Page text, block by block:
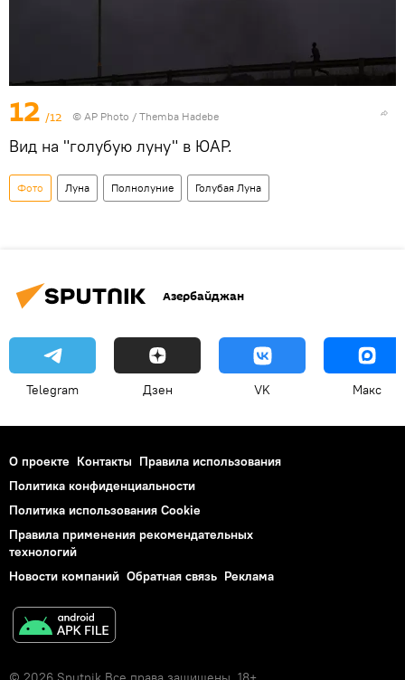
12 /12 © AP Photo / Themba Hadebe
Вид на "голубую луну" в ЮАР.
Фото Луна Полнолуние Голубая Луна
Азербайджан
Telegram Дзен VK Макс
О проекте Контакты Правила использования
Политика конфиденциальности
Политика использования Cookie
Правила применения рекомендательных
технологий
Новости компаний Обратная связь Реклама